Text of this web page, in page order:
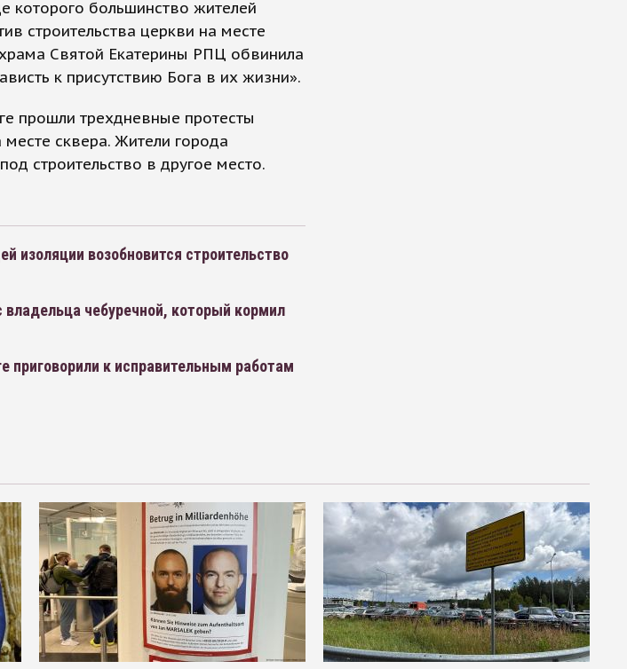
которого большинство жителей
строительства церкви на месте
Святой Екатерины РПЦ обвинила
к присутствию Бога в их жизни».
прошли трехдневные протесты
месте сквера. Жители города
строительство в другое место.
изоляции возобновится строительство
владельца чебуречной, который кормил
приговорили к исправительным работам